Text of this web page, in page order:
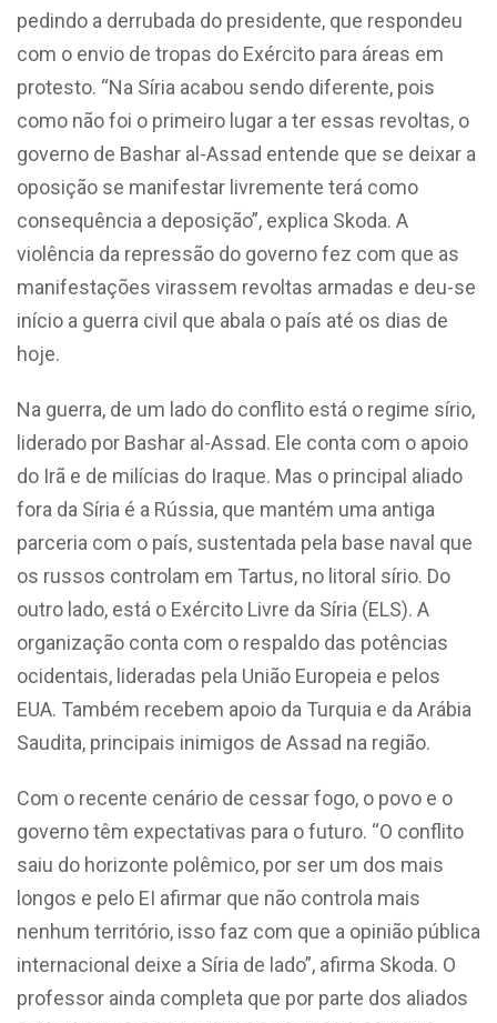
pedindo a derrubada do presidente, que respondeu
com o envio de tropas do Exército para áreas em
protesto. “Na Síria acabou sendo diferente, pois
como não foi o primeiro lugar a ter essas revoltas, o
governo de Bashar al-Assad entende que se deixar a
oposição se manifestar livremente terá como
consequência a deposição”, explica Skoda. A
violência da repressão do governo fez com que as
manifestações virassem revoltas armadas e deu-se
início a guerra civil que abala o país até os dias de
hoje.
Na guerra, de um lado do conflito está o regime sírio,
liderado por Bashar al-Assad. Ele conta com o apoio
do Irã e de milícias do Iraque. Mas o principal aliado
fora da Síria é a Rússia, que mantém uma antiga
parceria com o país, sustentada pela base naval que
os russos controlam em Tartus, no litoral sírio. Do
outro lado, está o Exército Livre da Síria (ELS). A
organização conta com o respaldo das potências
ocidentais, lideradas pela União Europeia e pelos
EUA. Também recebem apoio da Turquia e da Arábia
Saudita, principais inimigos de Assad na região.
Com o recente cenário de cessar fogo, o povo e o
governo têm expectativas para o futuro. “O conflito
saiu do horizonte polêmico, por ser um dos mais
longos e pelo EI afirmar que não controla mais
nenhum território, isso faz com que a opinião pública
internacional deixe a Síria de lado”, afirma Skoda. O
professor ainda completa que por parte dos aliados